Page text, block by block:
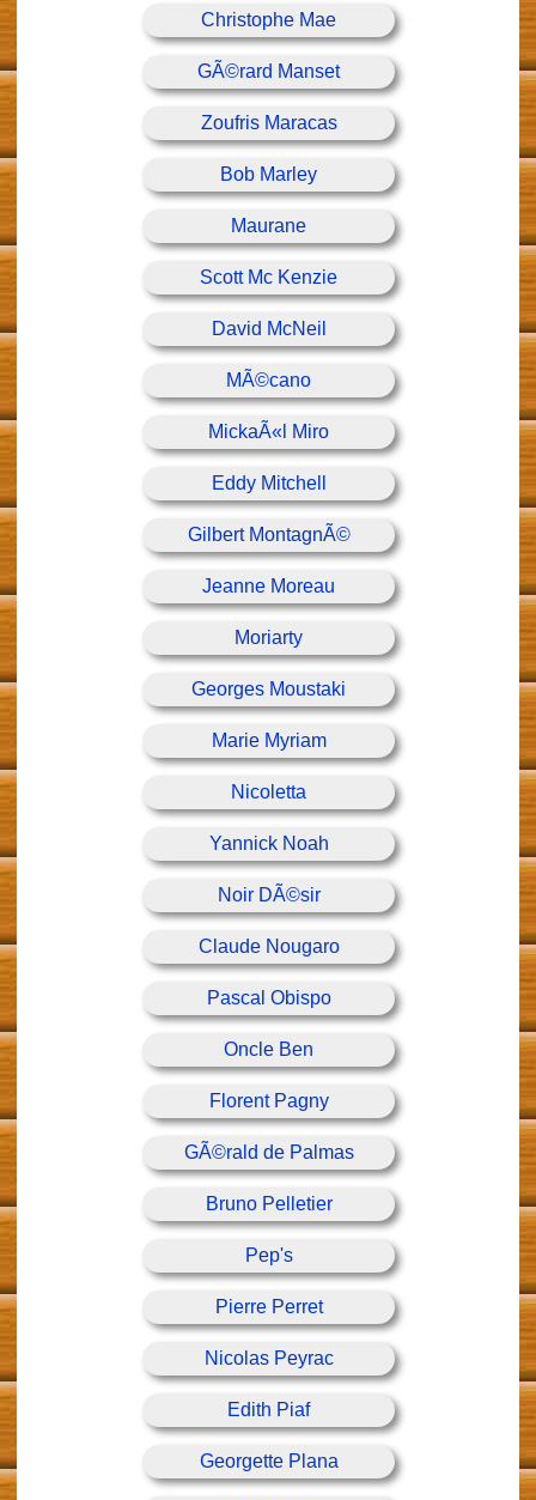
Christophe Mae
GÃ©rard Manset
Zoufris Maracas
Bob Marley
Maurane
Scott Mc Kenzie
David McNeil
MÃ©cano
MickaÃ«l Miro
Eddy Mitchell
Gilbert MontagnÃ©
Jeanne Moreau
Moriarty
Georges Moustaki
Marie Myriam
Nicoletta
Yannick Noah
Noir DÃ©sir
Claude Nougaro
Pascal Obispo
Oncle Ben
Florent Pagny
GÃ©rald de Palmas
Bruno Pelletier
Pep's
Pierre Perret
Nicolas Peyrac
Edith Piaf
Georgette Plana